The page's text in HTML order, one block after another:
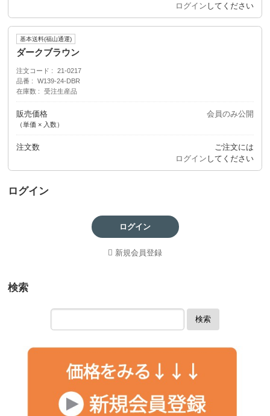
ログイン してください
基本送料(福山通運)
ダークブラウン
注文コード
21-0217
品番
W139-24-DBR
在庫数
受注生産品
販売価格
（単価 × 入数）
会員のみ公開
注文数
ご注文には
ログイン してください
ログイン
ログイン
新規会員登録
検索
検索